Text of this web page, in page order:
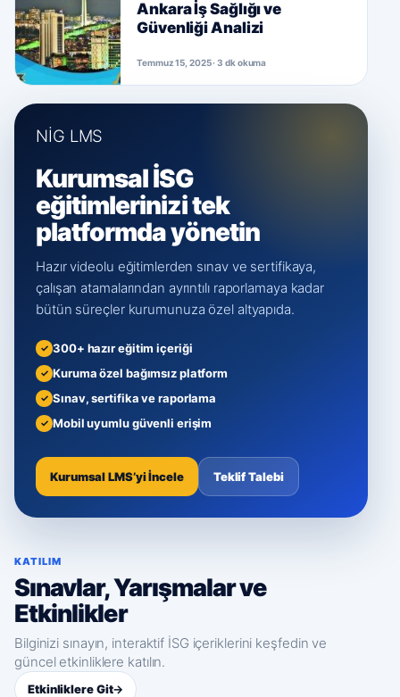
Ankara İş Sağlığı ve
Güvenliği Analizi
Temmuz 15, 2025 · 3 dk okuma
NİG LMS
Kurumsal İSG
eğitimlerinizi tek
platformda yönetin
Hazır videolu eğitimlerden sınav ve sertifikaya,
çalışan atamalarından ayrıntılı raporlamaya kadar
bütün süreçler kurumunuza özel altyapıda.
300+ hazır eğitim içeriği
Kuruma özel bağımsız platform
Sınav, sertifika ve raporlama
Mobil uyumlu güvenli erişim
Kurumsal LMS’yi İncele Teklif Talebi
KATILIM
Sınavlar, Yarışmalar ve
Etkinlikler
Bilginizi sınayın, interaktif İSG içeriklerini keşfedin ve
güncel etkinliklere katılın.
Etkinliklere Git→